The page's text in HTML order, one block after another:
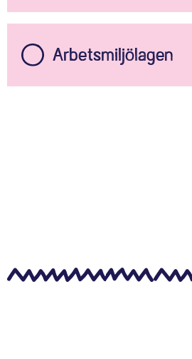
Arbetsmiljölagen